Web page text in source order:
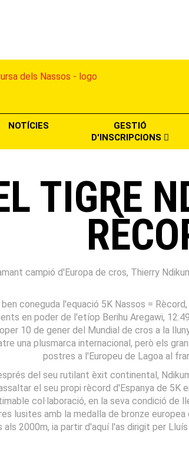
NOTÍCIES
GESTIÓ
D'INSCRIPCIONS
TIGRE
campió d'Europa de cros, Thierry
ben coneguda l'equació 5K Nassos =
en poder de l'etíop Berihu Aregawi,
10 de gener del Mundial de cros a la
una plusmarca internacional, però els
postres a l'Europeu de Lagoa al
del seu rutilant èxit continental,
el seu propi rècord d'Espanya de 5K
col·laboració, en la seva condició de
lusites amb la medalla de bronze
als 2000m, ia partir d'aquí l'as dirigit per